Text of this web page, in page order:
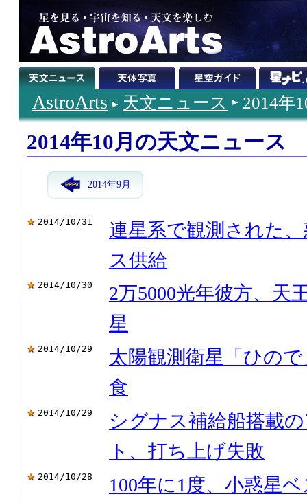
AstroArts 天文ニュース 2014年
2014年10月の天文ニュース
2014年9月
2014/10/31
連星系で観測された
ス供給
2014/10/30
2万5000光年彼方、天
星
2014/10/29
太陽観測衛星「ひの
食
2014/10/29
シグナス補給船搭載
ト、打ち上げ失敗
2014/10/28
100年に1度、小惑星